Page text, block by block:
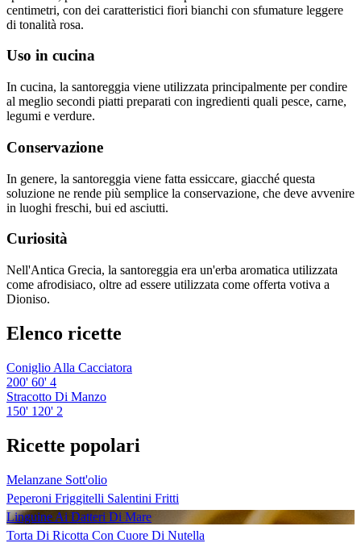
centimetri, con dei caratteristici fiori bianchi con sfumature leggere
di tonalità rosa.
Uso in cucina
In cucina, la santoreggia viene utilizzata principalmente per condire
al meglio secondi piatti preparati con ingredienti quali pesce, carne,
legumi e verdure.
Conservazione
In genere, la santoreggia viene fatta essiccare, giacché questa
soluzione ne rende più semplice la conservazione, che deve avvenire
in luoghi freschi, bui ed asciutti.
Curiosità
Nell'Antica Grecia, la santoreggia era un'erba aromatica utilizzata
come afrodisiaco, oltre ad essere utilizzata come offerta votiva a
Dioniso.
Elenco ricette
Coniglio Alla Cacciatora
200' 60' 4
Stracotto Di Manzo
150' 120' 2
Ricette popolari
Melanzane Sott'olio
Peperoni Friggitelli Salentini Fritti
Linguine Ai Datteri Di Mare
Torta Di Ricotta Con Cuore Di Nutella